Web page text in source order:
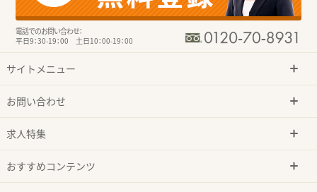
電話でのお問い合わせ：
平日9：30-19：00 土日10：00-19：00
サイトメニュー
お問い合わせ
求人特集
おすすめコンテンツ